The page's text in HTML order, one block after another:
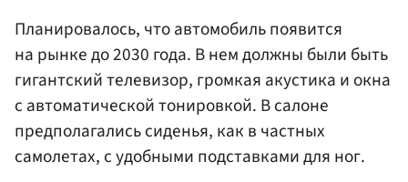
Планировалось, что автомобиль появится
на рынке до 2030 года. В нем должны были быть
гигантский телевизор, громкая акустика и окна
с автоматической тонировкой. В салоне
предполагались сиденья, как в частных
самолетах, с удобными подставками для ног.